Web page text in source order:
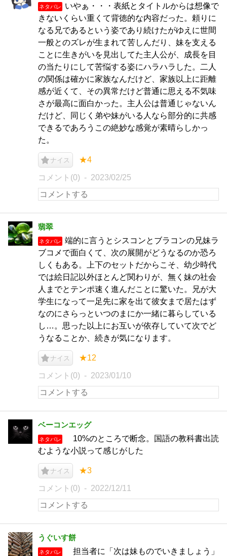
ネタバレ
いやぁ・・・表紙とタイトルからは想像で
きないくらい重くて背徳的な内容だった。頼りに
なる兄であるという姿であり続けたがゆえに世間
一般とのズレが生まれて苦しんだり、妹を支える
ことに生きがいを見出してた主人公が、成長を目
の当たりにして苦悩する姿にハラハラした。二人
の関係は確かに家族なんだけど、家族以上に距離
感が近くて、その異常だけど普通に思える不気味
さが最高に面白かった。主人公は普通じゃないん
だけど、同じく弟や妹がいる人なら部分的に共感
できるであろうこの絶妙な感覚が素晴らしかっ
た。
ナイス ★4
コメント(0) 2023/02/25
翡翠
ネタバレ
端的に言うとシスコンとブラコンの兄妹ラ
ブコメで面白くて、次の展開がどうなるのか恐ろ
しくもある。上下のセットだからこそ、幼少時代
では絵日記以外ほとんど関わりが、無く妹の社会
人までとテンポ速く進んだことに驚いた。兄が大
学生になって一足先に家を出て彼女まで居たはず
なのにさらっといつのまにか一緒に暮らしている
し…。思った以上にお互いが依存していて次でど
うなることか、続きが気になります。
ナイス ★12
コメント(0) 2023/01/10
ベーコンエッグ
ネタバレ
10%のところで断念。国語の教科書出読
むような小説って感じがした
ナイス ★3
コメント(0) 2022/12/11
うぐいす餅
ネタバレ
担当者に「次は妹ものでいきましょう」